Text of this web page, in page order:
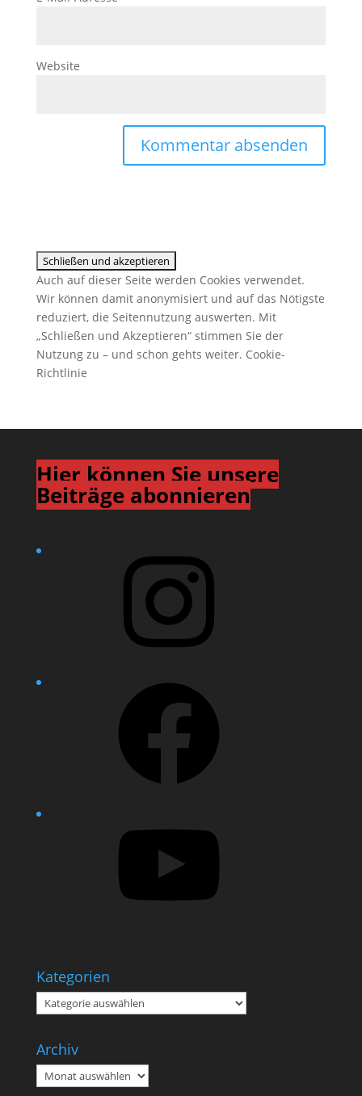
Website
Auch auf dieser Seite werden Cookies verwendet.
Wir können damit anonymisiert und auf das Nötigste
reduziert, die Seitennutzung auswerten. Mit
„Schließen und Akzeptieren“ stimmen Sie der
Nutzung zu – und schon gehts weiter. Cookie-
Richtlinie
Hier können Sie unsere
Beiträge abonnieren
Kategorien
Kategorien
Archiv
Archiv